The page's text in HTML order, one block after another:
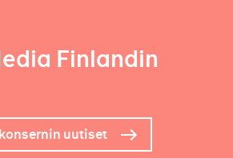
Finlandin
uutiset